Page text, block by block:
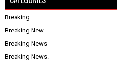
Breaking
Breaking New
Breaking News
Breaking News.